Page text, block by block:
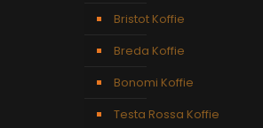
Bristot Koffie
Breda Koffie
Bonomi Koffie
Testa Rossa Koffie